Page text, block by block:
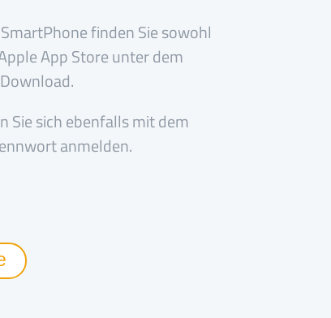
finden Sie sowohl
App Store unter dem
Sie sich ebenfalls mit dem
anmelden.